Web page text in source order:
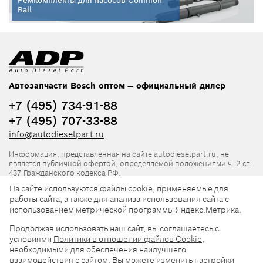
Rail
Автозапчасти Bosch оптом — официальный дилер
+7 (495) 734-91-88
+7 (495) 707-33-88
info@autodieselpart.ru
Информация, представленная на сайте autodieselpart.ru, не
является публичной офертой, определяемой положениями ч. 2 ст.
437 Гражданского кодекса РФ.
Нормативная документация
ADP в социальных сетях
На сайте используются файлы cookie, применяемые для
работы сайта, а также для анализа использования сайта с
использованием метрической программы Яндекс.Метрика.
Продолжая использовать наш сайт, вы соглашаетесь с
условиями Политики в отношении файлов Cookie,
необходимыми для обеспечения наилучшего
взаимодействия с сайтом. Вы можете изменить настройки